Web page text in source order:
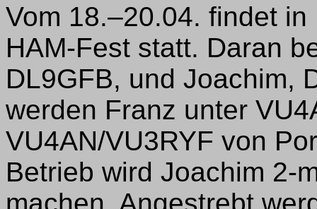
Vom 18.–20.04. findet
HAM-Fest statt. Daran
DL9GFB, und Joachim,
werden Franz unter
VU4AN/VU3RYF von
Betrieb wird Joachim 2-